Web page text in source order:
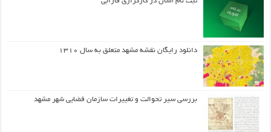
دانلود رایگان نقشه مشهد متعلق به سال ۱۳۱۰
بررسی سیر تحوالت و تغییرات سازمان فضایی شهر مشهد